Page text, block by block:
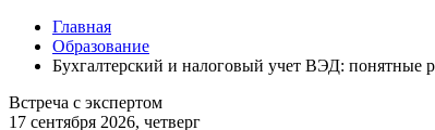
Главная
Образование
Бухгалтерский и налоговый учет ВЭД: понятные
Встреча с экспертом
17 сентября 2026, четверг